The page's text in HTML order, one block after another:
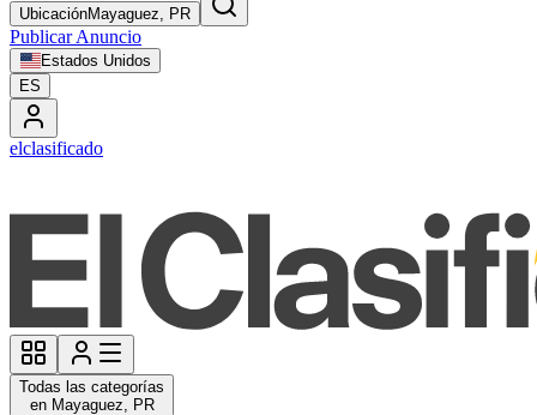
UbicaciónMayaguez, PR
Publicar Anuncio
Estados Unidos
ES
elclasificado
Todas las categorías
en Mayaguez, PR